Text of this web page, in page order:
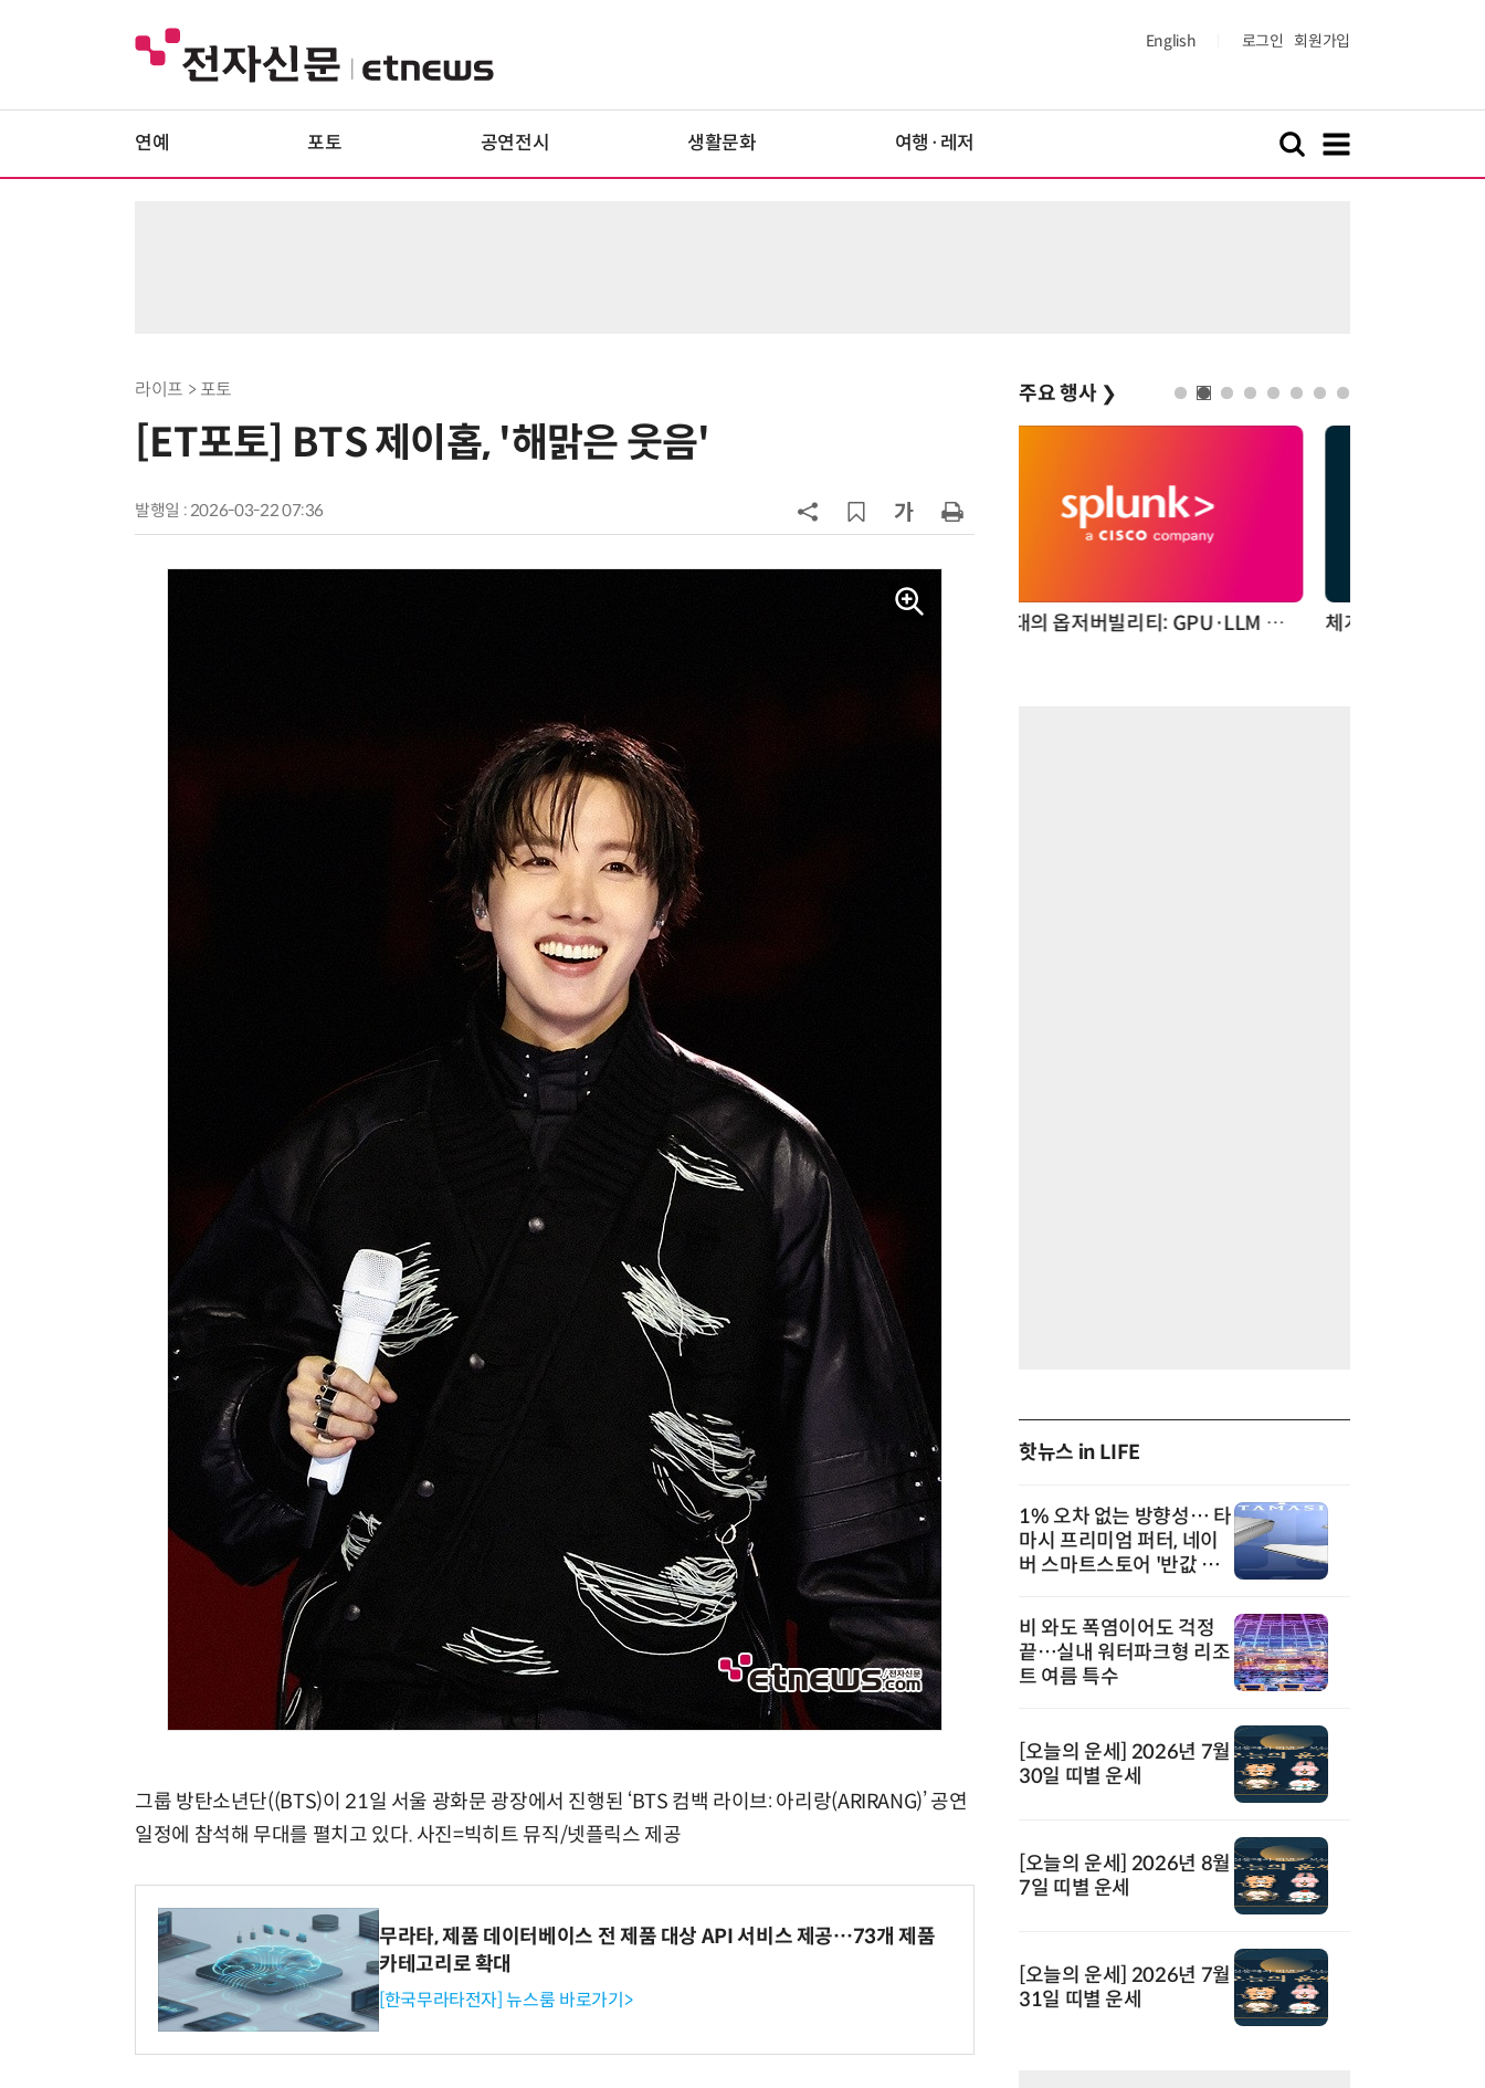
English 로그인 회원가입
연예 포토 공연전시 생활문화 여행·레저
라이프 > 포토
[ET포토] BTS 제이홉, '해맑은 웃음'
발행일 : 2026-03-22 07:36
그룹 방탄소년단((BTS)이 21일 서울 광화문 광장에서 진행된 ‘BTS 컴백 라이브: 아리랑(ARIRANG)’ 공연
일정에 참석해 무대를 펼치고 있다. 사진=빅히트 뮤직/넷플릭스 제공
무라타, 제품 데이터베이스 전 제품 대상 API 서비스 제공…73개 제품
카테고리로 확대
[한국무라타전자] 뉴스룸 바로가기>
주요 행사 ❯
체계화 된 데이터가 곧 AI 시대의 경쟁력이다
핫뉴스 in LIFE
1% 오차 없는 방향성… 타
마시 프리미엄 퍼터, 네이
버 스마트스토어 '반값 할
비 와도 폭염이어도 걱정
끝…실내 워터파크형 리조
트 여름 특수
[오늘의 운세] 2026년 7월
30일 띠별 운세
[오늘의 운세] 2026년 8월
7일 띠별 운세
[오늘의 운세] 2026년 7월
31일 띠별 운세